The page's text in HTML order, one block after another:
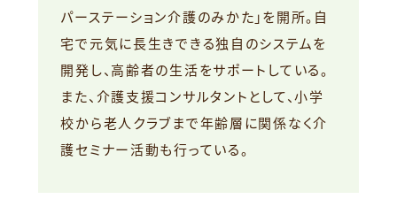
パーステーション介護のみかた」を開所。自
宅で元気に長生きできる独自のシステムを
開発し、高齢者の生活をサポートしている。
また、介護支援コンサルタントとして、小学
校から老人クラブまで年齢層に関係なく介
護セミナー活動も行っている。